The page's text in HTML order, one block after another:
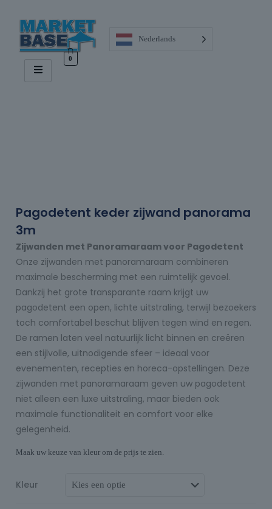
0
Nederlands
Pagodetent keder zijwand panorama
3m
Zijwanden met Panoramaraam voor Pagodetent
Onze zijwanden met panoramaraam combineren
maximale bescherming met een ruimtelijk gevoel.
Dankzij het grote transparante raam krijgt uw
pagodetent een open, lichte uitstraling, terwijl bezoekers
toch comfortabel beschut blijven tegen wind en regen.
De ramen laten veel natuurlijk licht binnen en creëren
een stijlvolle, uitnodigende sfeer – ideaal voor
evenementen, recepties en horeca-opstellingen. Deze
zijwanden met panoramaraam geven uw pagodetent
niet alleen een luxe uitstraling, maar bieden ook
maximale functionaliteit en comfort voor elke
gelegenheid.
Maak uw keuze van kleur om de prijs te zien.
Kleur